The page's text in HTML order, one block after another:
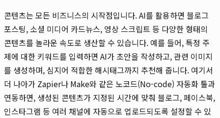
콘텐츠는 모든 비즈니스의 시작점입니다. AI를 활용하면 블로그
포스팅, 소셜 미디어 카드뉴스, 영상 스크립트 등 다양한 형태의
콘텐츠를 놀라운 속도로 생산할 수 있습니다. 예를 들어, 특정 주
제에 대한 키워드를 입력하면 AI가 초안을 작성하고, 관련 이미지
를 생성하며, 심지어 적합한 해시태그까지 추천해 줍니다. 여기서
더 나아가 Zapier나 Make와 같은 노코드(No-code) 자동화 툴과
연동하면, 생성된 콘텐츠가 지정된 시간에 맞춰 블로그, 페이스북,
인스타그램 등 여러 채널에 자동으로 업로드되도록 설정할 수 있